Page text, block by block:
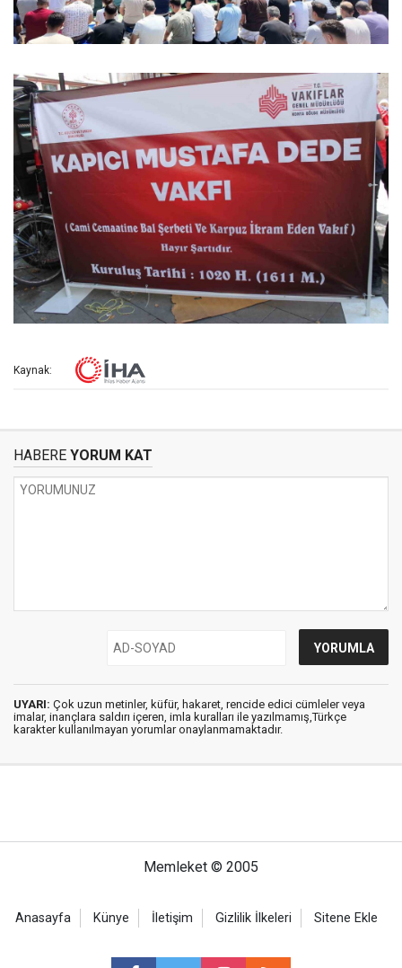
Kaynak:
HABERE YORUM KAT
UYARI: Çok uzun metinler, küfür, hakaret, rencide edici cümleler veya
imalar, inançlara saldırı içeren, imla kuralları ile yazılmamış,Türkçe
karakter kullanılmayan yorumlar onaylanmamaktadır.
Memleket © 2005
Anasayfa Künye İletişim Gizlilik İlkeleri Sitene Ekle